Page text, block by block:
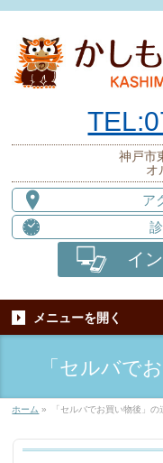
神戸市
オ
ア
イ
メニューを開く
「セルバで
ホーム » 「セルバでお買い物後」の